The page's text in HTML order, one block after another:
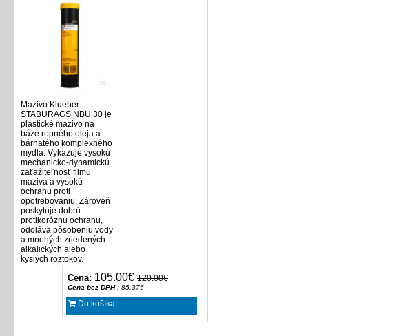
Mazivo Klueber
STABURAGS NBU 30 je
plastické mazivo na
báze ropného oleja a
bárnatého komplexného
mydla. Vykazuje vysokú
mechanicko-dynamickú
zaťažiteľnosť filmu
maziva a vysokú
ochranu proti
opotrebovaniu. Zároveň
poskytuje dobrú
protikoróznu ochranu,
odoláva pôsobeniu vody
a mnohých zriedených
alkalických alebo
kyslých roztokov.
Cena: 105.00€ 120.00€
Cena bez DPH: 85.37€
Do košíka